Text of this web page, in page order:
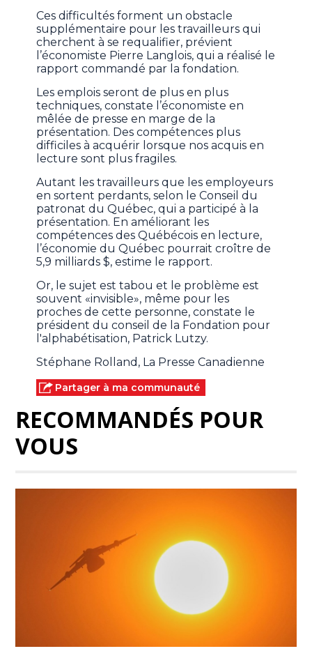
Ces difficultés forment un obstacle
supplémentaire pour les travailleurs qui
cherchent à se requalifier, prévient
l’économiste Pierre Langlois, qui a réalisé le
rapport commandé par la fondation.
Les emplois seront de plus en plus
techniques, constate l’économiste en
mêlée de presse en marge de la
présentation. Des compétences plus
difficiles à acquérir lorsque nos acquis en
lecture sont plus fragiles.
Autant les travailleurs que les employeurs
en sortent perdants, selon le Conseil du
patronat du Québec, qui a participé à la
présentation. En améliorant les
compétences des Québécois en lecture,
l’économie du Québec pourrait croître de
5,9 milliards $, estime le rapport.
Or, le sujet est tabou et le problème est
souvent «invisible», même pour les
proches de cette personne, constate le
président du conseil de la Fondation pour
l'alphabétisation, Patrick Lutzy.
Stéphane Rolland, La Presse Canadienne
Partager à ma communauté
RECOMMANDÉS POUR
VOUS